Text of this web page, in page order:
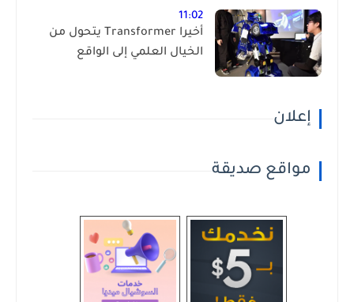
11:02
أخيرا Transformer يتحول من
الخيال العلمي إلى الواقع
إعلان
مواقع صديقة